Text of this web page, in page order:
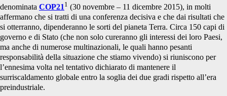
carne</span>
denominata COP21 1 (30 novembre – 11 dicembre 2015), in molti
affermano che si tratti di una conferenza decisiva e che dai risultati che
si otterranno, dipenderanno le sorti del pianeta Terra. Circa 150 capi di
governo e di Stato (che non solo cureranno gli interessi dei loro Paesi,
ma anche di numerose multinazionali, le quali hanno pesanti
responsabilità della situazione che stiamo vivendo) si riuniscono per
l’ennesima volta nel tentativo dichiarato di mantenere il
surriscaldamento globale entro la soglia dei due gradi rispetto all’era
preindustriale.